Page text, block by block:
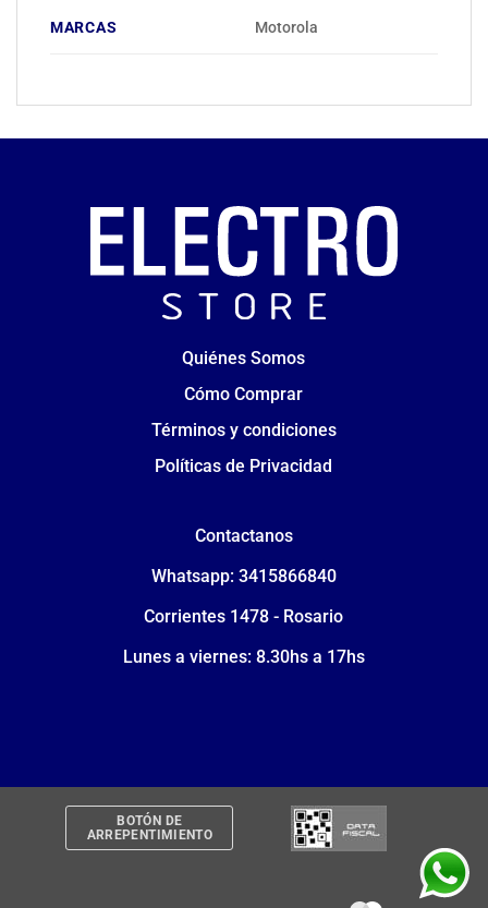
MARCAS Motorola
Quiénes Somos
Cómo Comprar
Términos y condiciones
Políticas de Privacidad
Contactanos
Whatsapp: 3415866840
Corrientes 1478 - Rosario
Lunes a viernes: 8.30hs a 17hs
BOTÓN DE
ARREPENTIMIENTO